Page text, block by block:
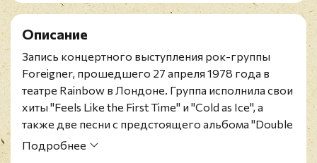
Описание
Запись концертного выступления рок-группы
Foreigner, прошедшего 27 апреля 1978 года в
театре Rainbow в Лондоне. Группа исполнила свои
хиты "Feels Like the First Time" и "Cold as Ice", а
также две песни с предстоящего альбома "Double
Vision".
Подробнее